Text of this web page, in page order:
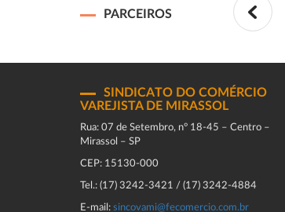
PARCEIROS
SINDICATO DO COMÉRCIO
VAREJISTA DE MIRASSOL
Rua: 07 de Setembro, n° 18-45 – Centro –
Mirassol – SP
CEP: 15130-000
Tel.: (17) 3242-3421 / (17) 3242-4884
E-mail: sincovami@fecomercio.com.br